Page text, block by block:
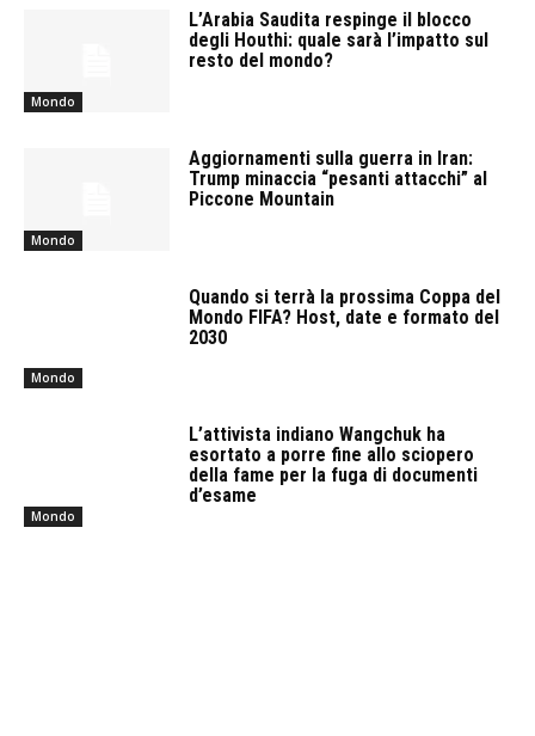
Mondo
L’Arabia Saudita respinge il blocco
degli Houthi: quale sarà l’impatto sul
resto del mondo?
Mondo
Aggiornamenti sulla guerra in Iran:
Trump minaccia “pesanti attacchi” al
Piccone Mountain
Mondo
Quando si terrà la prossima Coppa del
Mondo FIFA? Host, date e formato del
2030
Mondo
L’attivista indiano Wangchuk ha
esortato a porre fine allo sciopero
della fame per la fuga di documenti
d’esame